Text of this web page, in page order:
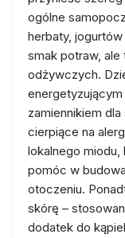
ogólne
herbaty,
smak potraw,
odżywczych.
zamiennikiem
cierpiące na
lokalnego miodu,
pomóc w
otoczeniu.
skórę –
dodatek do